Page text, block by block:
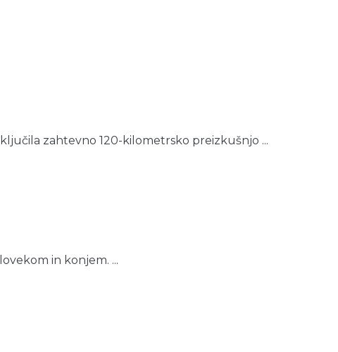
zahtevno 120-kilometrsko preizkušnjo ...
in konjem. ...